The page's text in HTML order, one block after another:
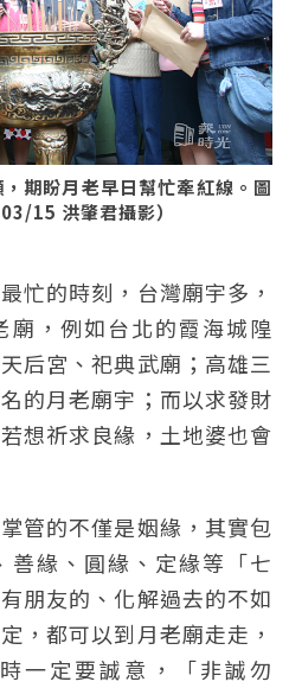
期盼月老早日幫忙牽紅線。圖
15 洪肇君攝影）
忙的時刻，台灣廟宇多，
廟，例如台北的霞海城隍
后宮、祀典武廟；高雄三
的月老廟宇；而以求發財
想祈求良緣，土地婆也會
管的不僅是姻緣，其實包
緣、圓緣、定緣等「七
朋友的、化解過去的不如
，都可以到月老廟走走，
一定要誠意，「非誠勿